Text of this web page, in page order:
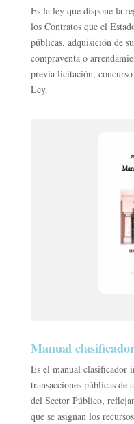
Es la ley que dispone la
los Contratos que el
públicas, adquisición de
compraventa o
previa licitación,
Ley.
Manual
Es el manual clasificador
transacciones públicas de
del Sector Público,
que se asignan los